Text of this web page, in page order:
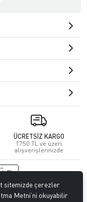
ÜCRETSİZ KARGO
1750 TL ve üzeri
alışverişlerinizde
saklıdır.
sitemizde çerezler
Metni’ni okuyabilir